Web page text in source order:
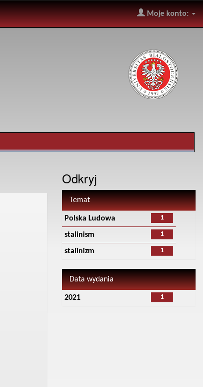
Moje konto:
Odkryj
Temat
1
Polska Ludowa
1
stalinism
1
stalinizm
Data wydania
1
2021